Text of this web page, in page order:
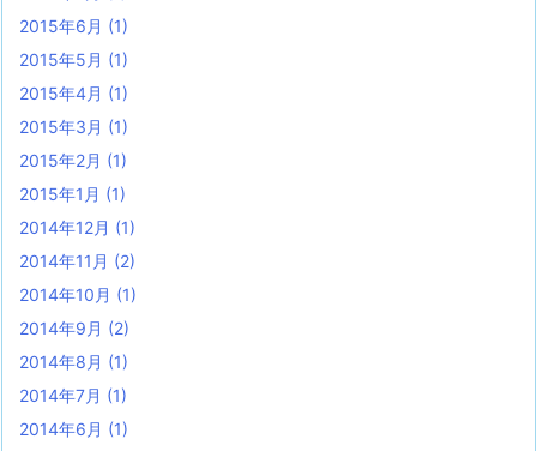
2015年6月 (1)
2015年5月 (1)
2015年4月 (1)
2015年3月 (1)
2015年2月 (1)
2015年1月 (1)
2014年12月 (1)
2014年11月 (2)
2014年10月 (1)
2014年9月 (2)
2014年8月 (1)
2014年7月 (1)
2014年6月 (1)